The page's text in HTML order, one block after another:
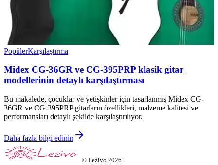
PopülerKarşılaştırma
Midex CG-36GR ve CG-395PRP klasik gitar
modellerinin detaylı karşılaştırması
Bu makalede, çocuklar ve yetişkinler için tasarlanmış Midex CG-
36GR ve CG-395PRP gitarların özellikleri, malzeme kalitesi ve
performansları detaylı şekilde karşılaştırılıyor.
Daha fazla bilgi edinin
© Lezivo 2026